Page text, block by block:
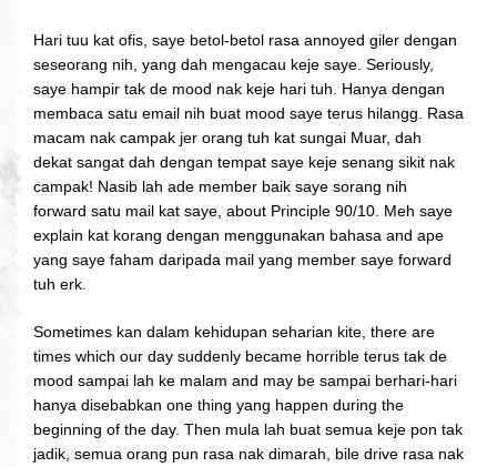
Hari tuu kat ofis, saye betol-betol rasa annoyed giler dengan
seseorang nih, yang dah mengacau keje saye. Seriously,
saye hampir tak de mood nak keje hari tuh. Hanya dengan
membaca satu email nih buat mood saye terus hilangg. Rasa
macam nak campak jer orang tuh kat sungai Muar, dah
dekat sangat dah dengan tempat saye keje senang sikit nak
campak! Nasib lah ade member baik saye sorang nih
forward satu mail kat saye, about Principle 90/10. Meh saye
explain kat korang dengan menggunakan bahasa and ape
yang saye faham daripada mail yang member saye forward
tuh erk.
Sometimes kan dalam kehidupan seharian kite, there are
times which our day suddenly became horrible terus tak de
mood sampai lah ke malam and may be sampai berhari-hari
hanya disebabkan one thing yang happen during the
beginning of the day. Then mula lah buat semua keje pon tak
jadik, semua orang pun rasa nak dimarah, bile drive rasa nak